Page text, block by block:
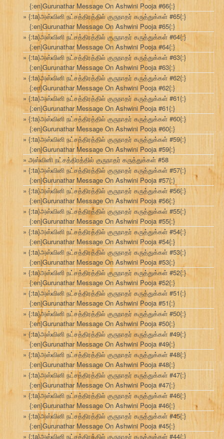
{:en}Gurunathar Message On Ashwini Pooja #66{:}
{:ta}அஸ்வினி நட்சத்திரத்தில் குருநாதர் கருத்துக்கள் #65{:}
{:en}Gurunathar Message On Ashwini Pooja #65{:}
{:ta}அஸ்வினி நட்சத்திரத்தில் குருநாதர் கருத்துக்கள் #64{:}
{:en}Gurunathar Message On Ashwini Pooja #64{:}
{:ta}அஸ்வினி நட்சத்திரத்தில் குருநாதர் கருத்துக்கள் #63{:}
{:en}Gurunathar Message On Ashwini Pooja #63{:}
{:ta}அஸ்வினி நட்சத்திரத்தில் குருநாதர் கருத்துக்கள் #62{:}
{:en}Gurunathar Message On Ashwini Pooja #62{:}
{:ta}அஸ்வினி நட்சத்திரத்தில் குருநாதர் கருத்துக்கள் #61{:}
{:en}Gurunathar Message On Ashwini Pooja #61{:}
{:ta}அஸ்வினி நட்சத்திரத்தில் குருநாதர் கருத்துக்கள் #60{:}
{:en}Gurunathar Message On Ashwini Pooja #60{:}
{:ta}அஸ்வினி நட்சத்திரத்தில் குருநாதர் கருத்துக்கள் #59{:}
{:en}Gurunathar Message On Ashwini Pooja #59{:}
அஸ்வினி நட்சத்திரத்தில் குருநாதர் கருத்துக்கள் #58
{:ta}அஸ்வினி நட்சத்திரத்தில் குருநாதர் கருத்துக்கள் #57{:}
{:en}Gurunathar Message On Ashwini Pooja #57{:}
{:ta}அஸ்வினி நட்சத்திரத்தில் குருநாதர் கருத்துக்கள் #56{:}
{:en}Gurunathar Message On Ashwini Pooja #56{:}
{:ta}அஸ்வினி நட்சத்திரத்தில் குருநாதர் கருத்துக்கள் #55{:}
{:en}Gurunathar Message On Ashwini Pooja #55{:}
{:ta}அஸ்வினி நட்சத்திரத்தில் குருநாதர் கருத்துக்கள் #54{:}
{:en}Gurunathar Message On Ashwini Pooja #54{:}
{:ta}அஸ்வினி நட்சத்திரத்தில் குருநாதர் கருத்துக்கள் #53{:}
{:en}Gurunathar Message On Ashwini Pooja #53{:}
{:ta}அஸ்வினி நட்சத்திரத்தில் குருநாதர் கருத்துக்கள் #52{:}
{:en}Gurunathar Message On Ashwini Pooja #52{:}
{:ta}அஸ்வினி நட்சத்திரத்தில் குருநாதர் கருத்துக்கள் #51{:}
{:en}Gurunathar Message On Ashwini Pooja #51{:}
{:ta}அஸ்வினி நட்சத்திரத்தில் குருநாதர் கருத்துக்கள் #50{:}
{:en}Gurunathar Message On Ashwini Pooja #50{:}
{:ta}அஸ்வினி நட்சத்திரத்தில் குருநாதர் கருத்துக்கள் #49{:}
{:en}Gurunathar Message On Ashwini Pooja #49{:}
{:ta}அஸ்வினி நட்சத்திரத்தில் குருநாதர் கருத்துக்கள் #48{:}
{:en}Gurunathar Message On Ashwini Pooja #48{:}
{:ta}அஸ்வினி நட்சத்திரத்தில் குருநாதர் கருத்துக்கள் #47{:}
{:en}Gurunathar Message On Ashwini Pooja #47{:}
{:ta}அஸ்வினி நட்சத்திரத்தில் குருநாதர் கருத்துக்கள் #46{:}
{:en}Gurunathar Message On Ashwini Pooja #46{:}
{:ta}அஸ்வினி நட்சத்திரத்தில் குருநாதர் கருத்துக்கள் #45{:}
{:en}Gurunathar Message On Ashwini Pooja #45{:}
{:ta}அஸ்வினி நட்சத்திரத்தில் குருநாதர் கருத்துக்கள் #44{:}